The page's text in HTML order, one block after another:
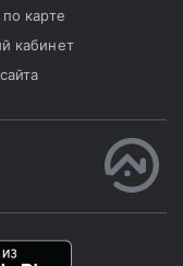
карте
кабинет